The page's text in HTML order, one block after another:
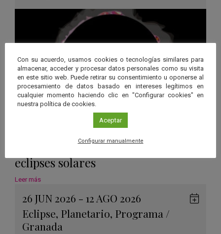
“3CLIPSE”, una experiencia
inmersiva para descubrir los
eclipses solares
Leer más
26 JUN 2026 - 12 AGO 2026
Eclipse, Planetario, Programa /
Granada
Con su acuerdo, usamos cookies o tecnologías similares para
almacenar, acceder y procesar datos personales como su visita
en este sitio web. Puede retirar su consentimiento u oponerse al
procesamiento de datos basado en intereses legítimos en
cualquier momento haciendo clic en "Configurar cookies" en
nuestra política de cookies.
Aceptar
Configurar manualmente